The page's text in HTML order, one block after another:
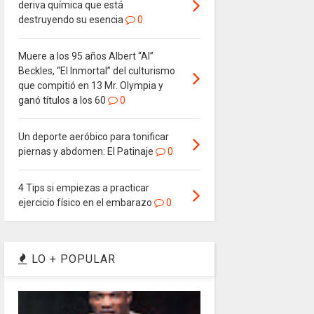
deriva química que está
destruyendo su esencia
0
Muere a los 95 años Albert “Al”
Beckles, “El Inmortal” del culturismo
que compitió en 13 Mr. Olympia y
ganó títulos a los 60
0
Un deporte aeróbico para tonificar
piernas y abdomen: El Patinaje
0
4 Tips si empiezas a practicar
ejercicio físico en el embarazo
0
LO + POPULAR